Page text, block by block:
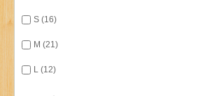
S (16)
M (21)
L (12)